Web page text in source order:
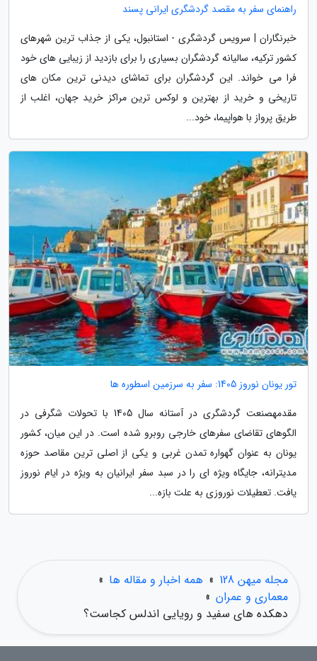
راهنمای سفر به مقصد گردشگری ایرانی پسند
خبرنگاران | سرویس گردشگری - استانبول، یکی از جذاب ترین شهرهای
کشور ترکیه، سالیانه گردشگران بسیاری را برای بازدید از زیبایی های خود
فرا می خواند. این گردشگران برای تماشای دیدنی ترین مکان های
تاریخی و خرید از بهترین و لوکس ترین مراکز خرید جهان، اغلب از
طریق پرواز با هواپیما، خود...
تور یونان نوروز 1405: سفر به سرزمین اسطوره ها
مقدمهصنعت گردشگری در آستانه سال 1405 با تحولات شگرفی در
الگوهای تقاضای سفرهای خارجی روبرو شده است. در این میان، کشور
یونان به عنوان گهواره تمدن غربی و یکی از اصلی ترین مقاصد حوزه
مدیترانه، جایگاه ویژه ای را در سبد سفر ایرانیان به ویژه در ایام نوروز
یافت. تعطیلات نوروزی به علت بازه...
مجله میهن 128 » همه اخبار و مقاله ها »
معماری و عمران »
دهکده های سفید و رویایی اندلس کجاست؟